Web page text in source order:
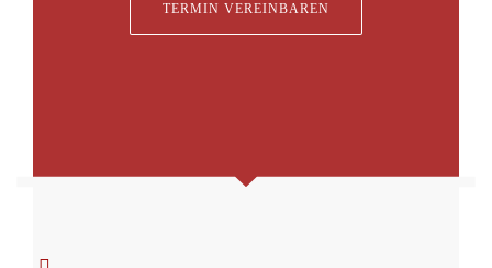
TERMIN VEREINBAREN